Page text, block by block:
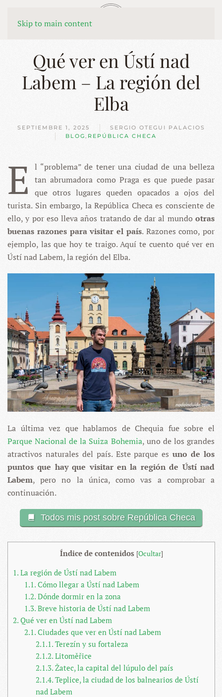
Skip to main content
MENÚ
Qué ver en Ústí nad
Labem – La región del
Elba
SEPTIEMBRE 1, 2025
SERGIO OTEGUI PALACIOS
BLOG, REPÚBLICA CHECA
E
l “problema” de tener una ciudad de una belleza
tan abrumadora como Praga es que puede pasar
que otros lugares queden opacados a ojos del
turista. Sin embargo, la República Checa es consciente de
ello, y por eso lleva años tratando de dar al mundo otras
buenas razones para visitar el país. Razones como, por
ejemplo, las que hoy te traigo. Aquí te cuento qué ver en
Ústí nad Labem, la región del Elba.
La última vez que hablamos de Chequia fue sobre el
Parque Nacional de la Suiza Bohemia, uno de los grandes
atractivos naturales del país. Este parque esuno de los
puntos que hay que visitar en la región de Ústí nad
Labem, pero no la única, como vas a comprobar a
continuación.
Todos mis post sobre República Checa
Índice de contenidos [Ocultar]
1. La región de Ústí nad Labem
1.1.Cómo llegar a Ústí nad Labem
1.2.Dónde dormir en la zona
1.3.Breve historia de Ústí nad Labem
2. Qué ver en Ústí nad Labem
2.1.Ciudades que ver en Ústí nad Labem
2.1.1.Terezín y su fortaleza
2.1.2.Litoměřice
2.1.3.Žatec, la capital del lúpulo del país
2.1.4.Teplice, la ciudad de los balnearios de Ústí
nad Labem